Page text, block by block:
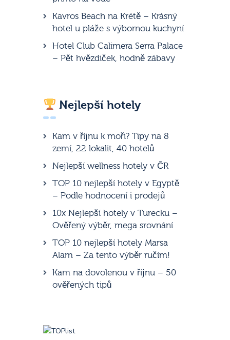
Kavros Beach na Krétě – Krásný
hotel u pláže s výbornou kuchyní
Hotel Club Calimera Serra Palace
– Pět hvězdiček, hodně zábavy
Nejlepší hotely
Kam v říjnu k moři? Tipy na 8
zemí, 22 lokalit, 40 hotelů
Nejlepší wellness hotely v ČR
TOP 10 nejlepší hotely v Egyptě
– Podle hodnocení i prodejů
10x Nejlepší hotely v Turecku –
Ověřený výběr, mega srovnání
TOP 10 nejlepší hotely Marsa
Alam – Za tento výběr ručím!
Kam na dovolenou v říjnu – 50
ověřených tipů